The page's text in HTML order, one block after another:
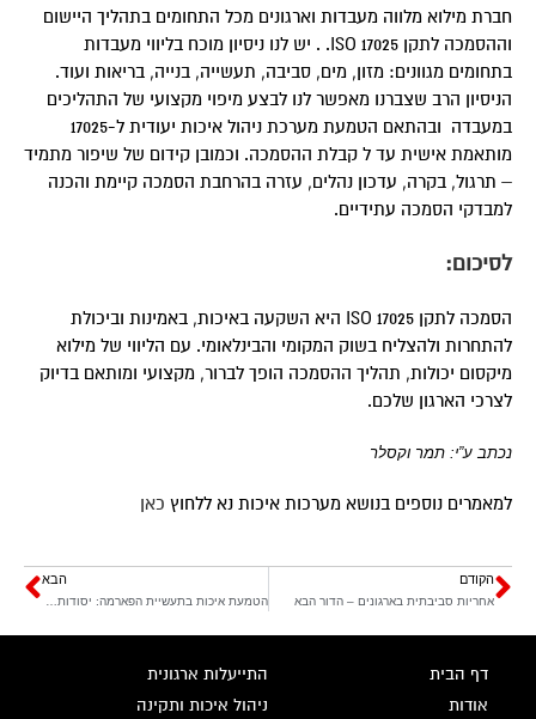
חברת מילוא מלווה מעבדות וארגונים מכל התחומים בתהליך היישום
וההסמכה לתקן ISO 17025. . יש לנו ניסיון מוכח בליווי מעבדות
בתחומים מגוונים: מזון, מים, סביבה, תעשייה, בנייה, בריאות ועוד.
הניסיון הרב שצברנו מאפשר לנו לבצע מיפוי מקצועי של התהליכים
במעבדה ובהתאם הטמעת מערכת ניהול איכות יעודית ל-17025
מותאמת אישית עד ל קבלת ההסמכה. וכמובן קידום של שיפור מתמיד
– תרגול, בקרה, עדכון נהלים, עזרה בהרחבת הסמכה קיימת והכנה
למבדקי הסמכה עתידיים.
לסיכום:
הסמכה לתקן ISO 17025 היא השקעה באיכות, באמינות וביכולת
להתחרות ולהצליח בשוק המקומי והבינלאומי. עם הליווי של מילוא
מיקסום יכולות, תהליך ההסמכה הופך לברור, מקצועי ומותאם בדיוק
לצרכי הארגון שלכם.
נכתב ע”י: תמר וקסלר
למאמרים נוספים בנושא מערכות איכות נא ללחוץ כאן
הקודם
אחריות סביבתית בארגונים – הדור הבא
הבא
דף הבית
אודות
התייעלות ארגונית
ניהול איכות ותקינה